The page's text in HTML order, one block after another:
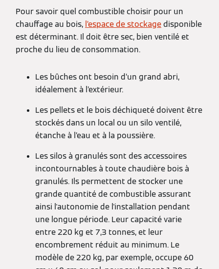
Pour savoir quel combustible choisir pour un
chauffage au bois, l’espace de stockagedisponible
est déterminant. Il doit être sec, bien ventilé et
proche du lieu de consommation.
Les bûches ont besoin d’un grand abri,
idéalement à l’extérieur.
Les pellets et le bois déchiqueté doivent être
stockés dans un local ou un silo ventilé,
étanche à l’eau et à la poussière.
Les silos à granulés sont des accessoires
incontournables à toute chaudière bois à
granulés. Ils permettent de stocker une
grande quantité de combustible assurant
ainsi l'autonomie de l'installation pendant
une longue période. Leur capacité varie
entre 220 kg et 7,3 tonnes, et leur
encombrement réduit au minimum. Le
modèle de 220 kg, par exemple, occupe 60